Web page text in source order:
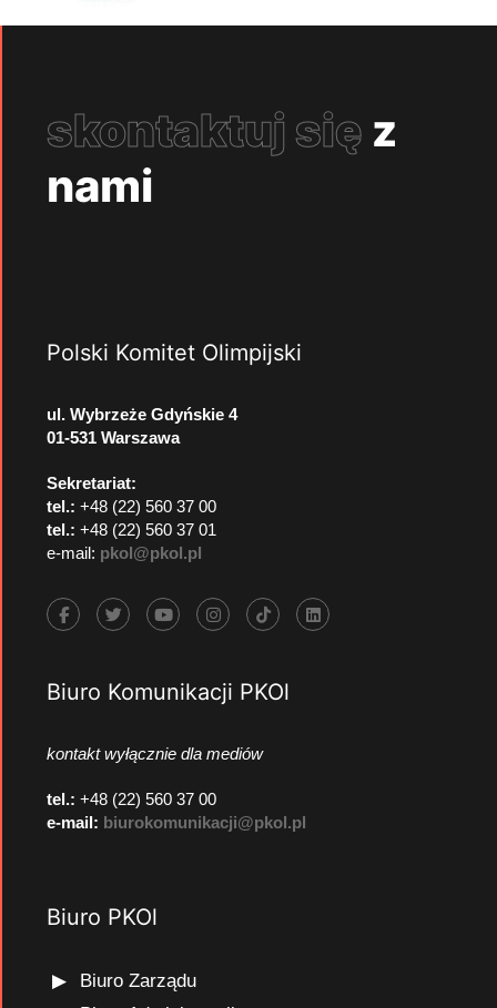
skontaktuj się z
nami
Polski Komitet Olimpijski
ul. Wybrzeże Gdyńskie 4
01-531 Warszawa
Sekretariat:
tel.: +48 (22) 560 37 00
tel.: +48 (22) 560 37 01
e-mail: pkol@pkol.pl
Biuro Komunikacji PKOl
kontakt wyłącznie dla mediów
tel.: +48 (22) 560 37 00
e-mail: biurokomunikacji@pkol.pl
Biuro PKOl
Biuro Zarządu